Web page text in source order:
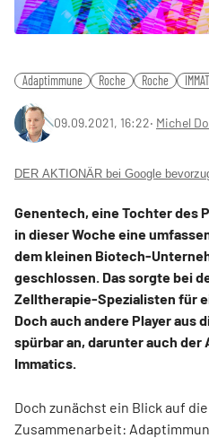
Adaptimmune Roche Roche
09.09.2021, 16:22‧ Michel
DER AKTIONÄR bei Google
Genentech, eine Tochter des
in dieser Woche eine
dem kleinen Biotech-
geschlossen. Das sorgte bei
Zelltherapie-Spezialisten für
Doch auch andere Player aus
spürbar an, darunter auch der
Immatics.
Doch zunächst ein Blick auf
Zusammenarbeit: